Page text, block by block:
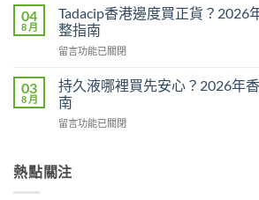
幾
時
食
多？
正
確
一
次
真
相：
有
用
是
心
作
香
而
鋼
副
作
完
整
分
析
見
04
8 月
Tadacip香港邊度買正貨？2026
整指南
在
香
港
邊
度
貨？
留言功能已關閉
03
8 月
持久液哪裡買先安心？2026年
南
在
液
哪
留言功能已關閉
熱點關注